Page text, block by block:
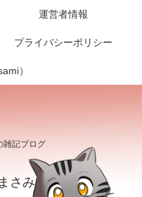
雑記ブログ
さみ
運営者情報
プライバシーポリシー
）